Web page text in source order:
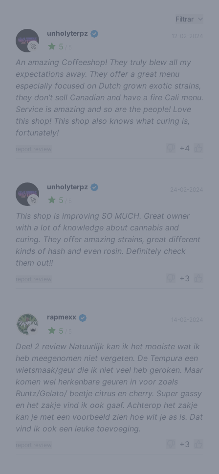
Filtrar
🚀
unholyterpz
5
An amazing Coffeeshop! They truly blew all my
expectations away. They offer a great menu
especially focused on Dutch grown exotic strains,
they don’t sell Canadian and have a fire Cali menu.
Service is amazing and so are the people! Love
this shop! This shop also knows what curing is,
fortunately!
+4
🚀
unholyterpz
5
This shop is improving SO MUCH. Great owner
with a lot of knowledge about cannabis and
curing. They offer amazing strains, great different
kinds of hash and even rosin. Definitely check
them out!!
+3
👑
rapmexx
5
Deel 2 review Natuurlijk kan ik het mooiste wat ik
heb meegenomen niet vergeten. De Tempura een
wietsmaak/geur die ik niet veel heb geroken. Maar
komen wel herkenbare geuren in voor zoals
Runtz/Gelato/ beetje citrus en cherry. Super gassy
en het zakje vind ik ook gaaf. Achterop het zakje
kan je met een voorbeeld zien hoe wit je as is. Dat
vind ik ook een leuke toevoeging.
+3